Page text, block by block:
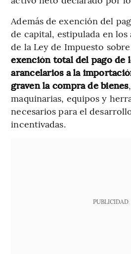
Además de exención del
de capital, estipulada en los
de la Ley de Impuesto
exención total del pago de
arancelarios a la
graven la compra de bienes
maquinarias, equipos y
necesarios para el
incentivadas.
PUBLICIDAD